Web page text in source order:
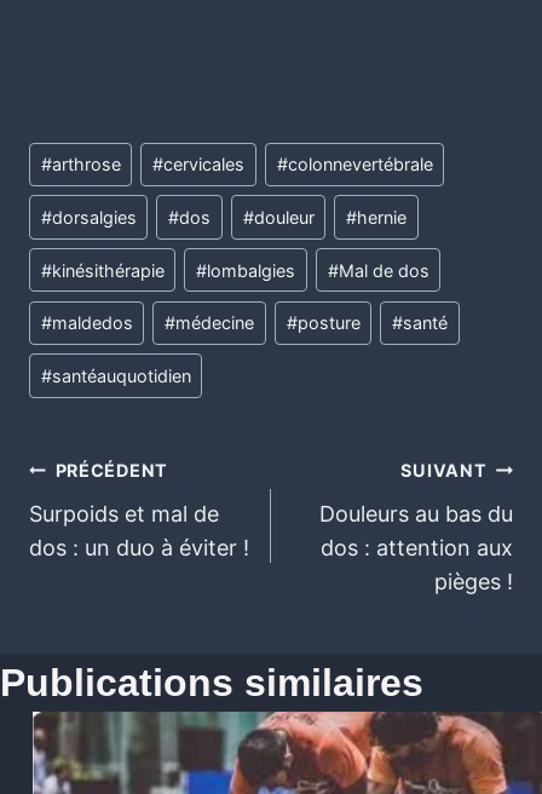
#arthrose #cervicales #colonnevertébrale
#dorsalgies #dos #douleur #hernie
#kinésithérapie #lombalgies #Mal de dos
#maldedos #médecine #posture #santé
#santéauquotidien
PRÉCÉDENT
Surpoids et mal de
dos : un duo à éviter !
SUIVANT
Douleurs au bas du
dos : attention aux
pièges !
Publications similaires